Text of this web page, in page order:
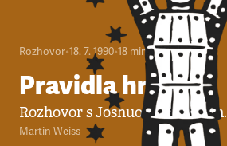
Rozhovor•18. 7. 1990•18 minut
Pravidla hry
Rozhovor s Joshuou Charapem.
Martin Weiss